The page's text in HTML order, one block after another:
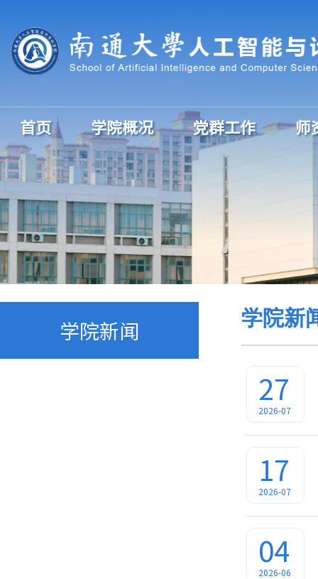
首页 学院概况 党群工作 师
学院新闻 学院新
27
2026-07
17
2026-07
04
2026-06